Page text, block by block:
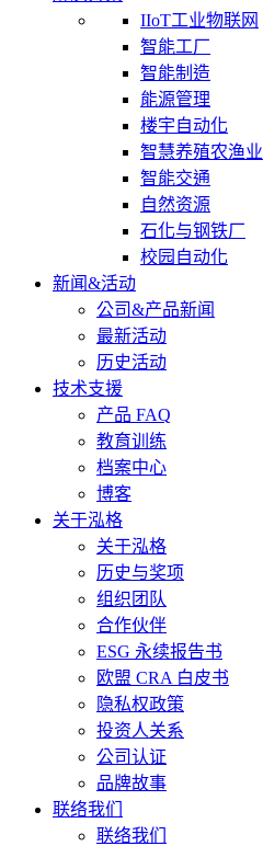
IIoT工业物联网
智能工厂
智能制造
能源管理
楼宇自动化
智慧养殖农渔业
智能交通
自然资源
石化与钢铁厂
校园自动化
新闻&活动
公司&产品新闻
最新活动
历史活动
技术支援
产品 FAQ
教育训练
档案中心
博客
关于泓格
关于泓格
历史与奖项
组织团队
合作伙伴
ESG 永续报告书
欧盟 CRA 白皮书
隐私权政策
投资人关系
公司认证
品牌故事
联络我们
联络我们